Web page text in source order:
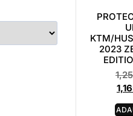
KTM/
2023